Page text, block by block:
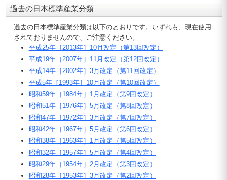
過去の日本標準産業分類
過去の日本標準産業分類は以下のとおりです。いずれも、現在使用
されておりませんので、ご注意ください。
平成25年［2013年］10月改定（第13回改定）
平成19年［2007年］11月改定（第12回改定）
平成14年［2002年］3月改定（第11回改定）
平成5年［1993年］10月改定（第10回改定）
昭和59年［1984年］1月改定（第9回改定）
昭和51年［1976年］5月改定（第8回改定）
昭和47年［1972年］3月改定（第7回改定）
昭和42年［1967年］5月改定（第6回改定）
昭和38年［1963年］1月改定（第5回改定）
昭和32年［1957年］5月改定（第4回改定）
昭和29年［1954年］2月改定（第3回改定）
昭和28年［1953年］3月改定（第2回改定）